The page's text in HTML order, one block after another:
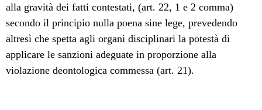
alla gravità dei fatti contestati, (art. 22, 1 e 2 comma)
secondo il principio nulla poena sine lege, prevedendo
altresì che spetta agli organi disciplinari la potestà di
applicare le sanzioni adeguate in proporzione alla
violazione deontologica commessa (art. 21).